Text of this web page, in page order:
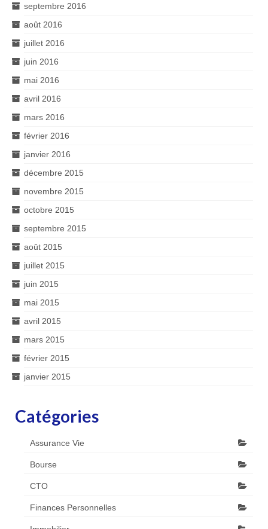
septembre 2016
août 2016
juillet 2016
juin 2016
mai 2016
avril 2016
mars 2016
février 2016
janvier 2016
décembre 2015
novembre 2015
octobre 2015
septembre 2015
août 2015
juillet 2015
juin 2015
mai 2015
avril 2015
mars 2015
février 2015
janvier 2015
Catégories
Assurance Vie
Bourse
CTO
Finances Personnelles